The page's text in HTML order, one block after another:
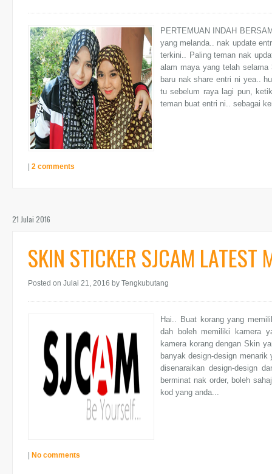
PERTEMUAN INDAH
yang melanda.. nak update
terkini.. Paling teman nak
alam maya yang telah
baru nak share entri ni yea..
tu sebelum raya lagi pun,
teman buat entri ni.. sebagai
2 comments
21 Julai 2016
SKIN STICKER SJCAM LATEST
Posted on Julai 21, 2016 by Tengkubutang
Hai.. Buat korang yang
dah boleh memiliki kamera
kamera korang dengan Skin
banyak design-design
disenaraikan design-design
berminat nak order, boleh
kod yang anda...
No comments